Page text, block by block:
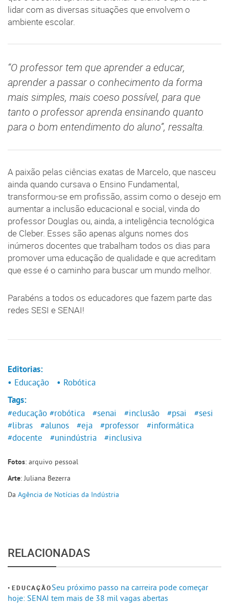
lidar com as diversas situações que envolvem o
ambiente escolar.
“O professor tem que aprender a educar,
aprender a passar o conhecimento da forma
mais simples, mais coeso possível, para que
tanto o professor aprenda ensinando quanto
para o bom entendimento do aluno”, ressalta.
A paixão pelas ciências exatas de Marcelo, que nasceu
ainda quando cursava o Ensino Fundamental,
transformou-se em profissão, assim como o desejo em
aumentar a inclusão educacional e social, vinda do
professor Douglas ou, ainda, a inteligência tecnológica
de Cleber. Esses são apenas alguns nomes dos
inúmeros docentes que trabalham todos os dias para
promover uma educação de qualidade e que acreditam
que esse é o caminho para buscar um mundo melhor.
Parabéns a todos os educadores que fazem parte das
redes SESI e SENAI!
Editorias:
• Educação
• Robótica
Tags:
#educação #robótica #senai #inclusão #psai
#sesi
#libras
#alunos #eja #professor
#informática
#docente
#unindústria #inclusiva
Fotos: arquivo pessoal
Arte: Juliana Bezerra
Da Agência de Notícias da Indústria
RELACIONADAS
EDUCAÇÃOSeu próximo passo na carreira pode começar
hoje: SENAI tem mais de 38 mil vagas abertas